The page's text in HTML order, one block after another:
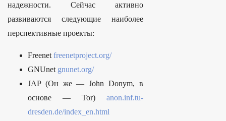
надежности. Сейчас активно
развиваются следующие наиболее
перспективные проекты:
Freenet freenetproject.org/
GNUnet gnunet.org/
JAP (Он же — John Donym, в
основе — Tor)
anon.inf.tu-
dresden.de/index_en.html